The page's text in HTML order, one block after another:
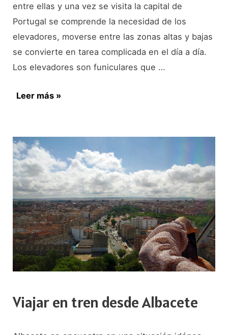
entre ellas y una vez se visita la capital de
Portugal se comprende la necesidad de los
elevadores, moverse entre las zonas altas y bajas
se convierte en tarea complicada en el día a día.
Los elevadores son funiculares que …
Los
Lisboa
Leer más »
Viajar en tren desde Albacete